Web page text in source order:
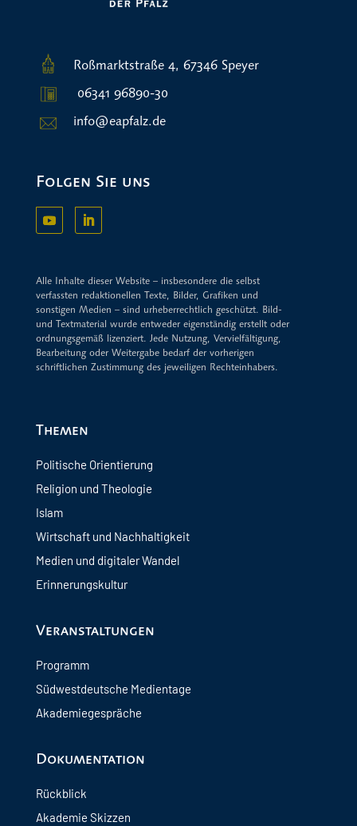
Roßmarktstraße 4, 67346 Speyer
06341 96890-30
info@eapfalz.de
Folgen Sie uns
Alle Inhalte dieser Website – insbesondere die selbst
verfassten redaktionellen Texte, Bilder, Grafiken und
sonstigen Medien – sind urheberrechtlich geschützt. Bild-
und Textmaterial wurde entweder eigenständig erstellt oder
ordnungsgemäß lizenziert. Jede Nutzung, Vervielfältigung,
Bearbeitung oder Weitergabe bedarf der vorherigen
schriftlichen Zustimmung des jeweiligen Rechteinhabers.
Themen
Politische Orientierung
Religion und Theologie
Islam
Wirtschaft und Nachhaltigkeit
Medien und digitaler Wandel
Erinnerungskultur
Veranstaltungen
Programm
Südwestdeutsche Medientage
Akademiegespräche
Dokumentation
Rückblick
Akademie Skizzen